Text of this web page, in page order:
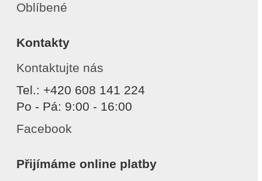
Oblíbené
Kontakty
Kontaktujte nás
Tel.: +420 608 141 224
Po - Pá: 9:00 - 16:00
Facebook
Přijímáme online platby